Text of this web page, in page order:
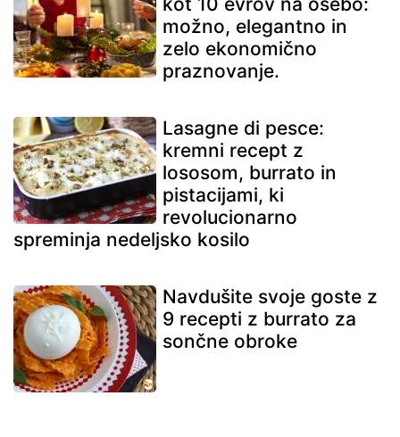
možno, elegantno in
zelo ekonomično
praznovanje.
Lasagne di pesce:
kremni recept z
lososom, burrato in
pistacijami, ki
revolucionarno
spreminja nedeljsko kosilo
Navdušite svoje goste z
9 recepti z burrato za
sončne obroke